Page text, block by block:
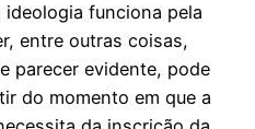
funciona pela
entre outras coisas,
parecer evidente, pode
do momento em que a